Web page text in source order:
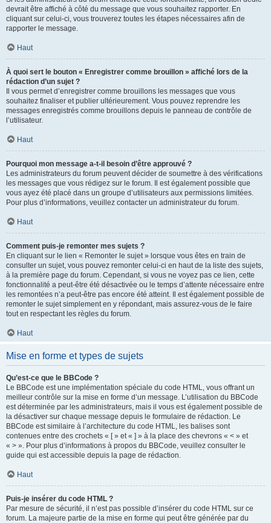
devrait être affiché à côté du message que vous souhaitez rapporter. En
cliquant sur celui-ci, vous trouverez toutes les étapes nécessaires afin de
rapporter le message.
Haut
À quoi sert le bouton « Enregistrer comme brouillon » affiché lors de la
rédaction d’un sujet ?
Il vous permet d’enregistrer comme brouillons les messages que vous
souhaitez finaliser et publier ultérieurement. Vous pouvez reprendre les
messages enregistrés comme brouillons depuis le panneau de contrôle de
l’utilisateur.
Haut
Pourquoi mon message a-t-il besoin d’être approuvé ?
Les administrateurs du forum peuvent décider de soumettre à des vérifications
les messages que vous rédigez sur le forum. Il est également possible que
vous ayez été placé dans un groupe d’utilisateurs aux permissions limitées.
Pour plus d’informations, veuillez contacter un administrateur du forum.
Haut
Comment puis-je remonter mes sujets ?
En cliquant sur le lien « Remonter le sujet » lorsque vous êtes en train de
consulter un sujet, vous pouvez remonter celui-ci en haut de la liste des sujets,
à la première page du forum. Cependant, si vous ne voyez pas ce lien, cette
fonctionnalité a peut-être été désactivée ou le temps d’attente nécessaire entre
les remontées n’a peut-être pas encore été atteint. Il est également possible de
remonter le sujet simplement en y répondant, mais assurez-vous de le faire
tout en respectant les règles du forum.
Haut
Mise en forme et types de sujets
Qu’est-ce que le BBCode ?
Le BBCode est une implémentation spéciale du code HTML, vous offrant un
meilleur contrôle sur la mise en forme d’un message. L’utilisation du BBCode
est déterminée par les administrateurs, mais il vous est également possible de
la désactiver sur chaque message depuis le formulaire de rédaction. Le
BBCode est similaire à l’architecture du code HTML, les balises sont
contenues entre des crochets « [ » et « ] » à la place des chevrons « < » et
« > ». Pour plus d’informations à propos du BBCode, veuillez consulter le
guide qui est accessible depuis la page de rédaction.
Haut
Puis-je insérer du code HTML ?
Par mesure de sécurité, il n’est pas possible d’insérer du code HTML sur ce
forum. La majeure partie de la mise en forme qui peut être générée par du